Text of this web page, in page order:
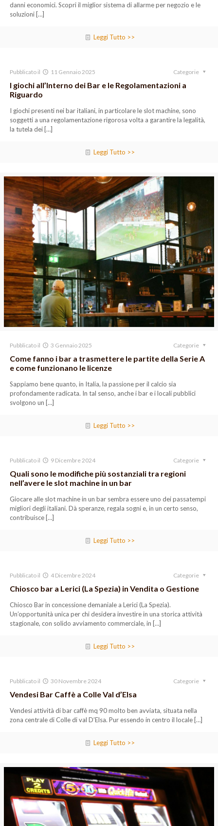
danni economici. Scopri il miglior sistema di allarme per negozio e le
soluzioni […]
Leggi Tutto >>
Pubblicato il 11 Gennaio 2025 Categorie
I giochi all’Interno dei Bar e le Regolamentazioni a
Riguardo
I giochi presenti nei bar italiani, in particolare le slot machine, sono
soggetti a una regolamentazione rigorosa volta a garantire la legalità,
la tutela dei […]
Leggi Tutto >>
Pubblicato il 3 Gennaio 2025 Categorie
Come fanno i bar a trasmettere le partite della Serie A
e come funzionano le licenze
Sappiamo bene quanto, in Italia, la passione per il calcio sia
profondamente radicata. In tal senso, anche i bar e i locali pubblici
svolgono un […]
Leggi Tutto >>
Pubblicato il 9 Dicembre 2024 Categorie
Quali sono le modifiche più sostanziali tra regioni
nell’avere le slot machine in un bar
Giocare alle slot machine in un bar sembra essere uno dei passatempi
migliori degli italiani. Dà speranze, regala sogni e, in un certo senso,
contribuisce […]
Leggi Tutto >>
Pubblicato il 4 Dicembre 2024 Categorie
Chiosco bar a Lerici (La Spezia) in Vendita o Gestione
Chiosco Bar in concessione demaniale a Lerici (La Spezia).
Un’opportunità unica per chi desidera investire in una storica attività
stagionale, con solido avviamento commerciale, in […]
Leggi Tutto >>
Pubblicato il 30 Novembre 2024 Categorie
Vendesi Bar Caffè a Colle Val d’Elsa
Vendesi attività di bar caffè mq 90 molto ben avviata, situata nella
zona centrale di Colle di val D’Elsa. Pur essendo in centro il locale […]
Leggi Tutto >>